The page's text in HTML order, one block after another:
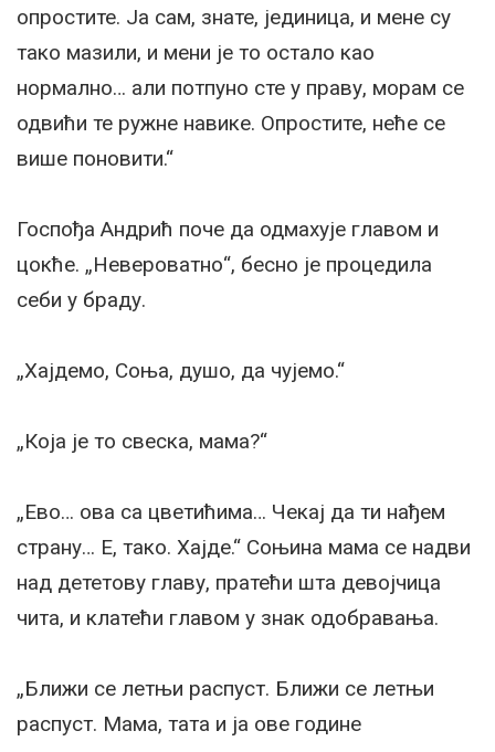
опростите. Ја сам, знате, јединица, и мене су
тако мазили, и мени је то остало као
нормално… али потпуно сте у праву, морам се
одвићи те ружне навике. Опростите, неће се
више поновити.“
Госпођа Андрић поче да одмахује главом и
цокће. „Невероватно“, бесно је процедила
себи у браду.
„Хајдемо, Соња, душо, да чујемо.“
„Која је то свеска, мама?“
„Ево… ова са цветићима… Чекај да ти нађем
страну… Е, тако. Хајде.“ Соњина мама се надви
над дететову главу, пратећи шта девојчица
чита, и клатећи главом у знак одобравања.
„Ближи се летњи распуст. Ближи се летњи
распуст. Мама, тата и ја ове године